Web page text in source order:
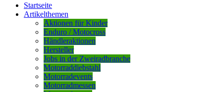
Startseite
Artikelthemen
Aktionen für Kinder
Enduro / Motocross
Händleraktionen
Hersteller
Jobs in der Zweiradbranche
Motorraddiebstahl
Motorradevents
Motorradmessen